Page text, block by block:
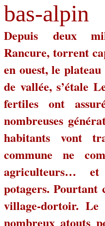
bas-alpin
Depuis deux
Rancure, torrent
en ouest, le
de vallée, s’étale
fertiles ont
nombreuses
habitants vont
commune ne
agriculteurs…
potagers. Pourtant
village-dortoir. Le
nombreux atouts